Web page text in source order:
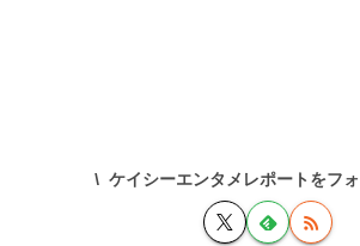
ケイシーエンタメレポートをフ